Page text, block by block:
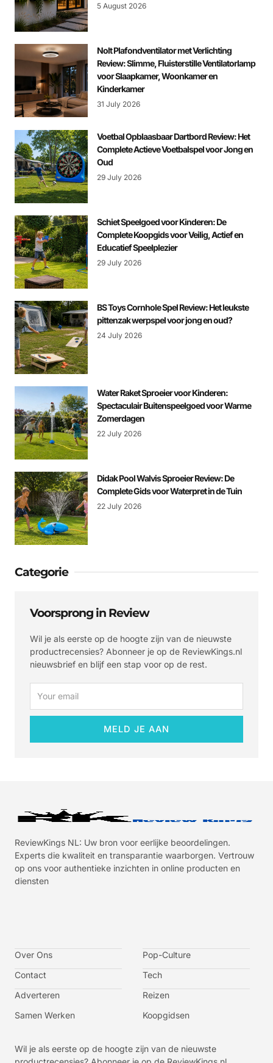
5 August 2026
Nolt Plafondventilator met Verlichting
Review: Slimme, Fluisterstille Ventilatorlamp
voor Slaapkamer, Woonkamer en
Kinderkamer
31 July 2026
Voetbal Opblaasbaar Dartbord Review: Het
Complete Actieve Voetbalspel voor Jong en
Oud
29 July 2026
Schiet Speelgoed voor Kinderen: De
Complete Koopgids voor Veilig, Actief en
Educatief Speelplezier
29 July 2026
BS Toys Cornhole Spel Review: Het leukste
pittenzak werpspel voor jong en oud?
24 July 2026
Water Raket Sproeier voor Kinderen:
Spectaculair Buitenspeelgoed voor Warme
Zomerdagen
22 July 2026
Didak Pool Walvis Sproeier Review: De
Complete Gids voor Waterpret in de Tuin
22 July 2026
Categorie
Voorsprong in Review
Wil je als eerste op de hoogte zijn van de nieuwste
productrecensies? Abonneer je op de ReviewKings.nl
nieuwsbrief en blijf een stap voor op de rest.
MELD JE AAN
ReviewKings NL: Uw bron voor eerlijke beoordelingen.
Experts die kwaliteit en transparantie waarborgen. Vertrouw
op ons voor authentieke inzichten in online producten en
diensten
-
f
a
c
e
o
o
-
t
w
i
t
e
r
-
s
g
r
m
-
-
u
b
Over Ons
Contact
Adverteren
Samen Werken
Pop-Culture
Tech
Reizen
Koopgidsen
Wil je als eerste op de hoogte zijn van de nieuwste